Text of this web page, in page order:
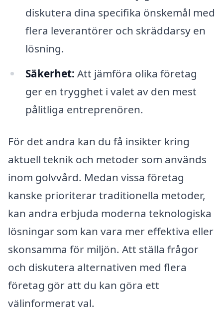
diskutera dina specifika önskemål med
flera leverantörer och skräddarsy en
lösning.
Säkerhet: Att jämföra olika företag
ger en trygghet i valet av den mest
pålitliga entreprenören.
För det andra kan du få insikter kring
aktuell teknik och metoder som används
inom golvvård. Medan vissa företag
kanske prioriterar traditionella metoder,
kan andra erbjuda moderna teknologiska
lösningar som kan vara mer effektiva eller
skonsamma för miljön. Att ställa frågor
och diskutera alternativen med flera
företag gör att du kan göra ett
välinformerat val.